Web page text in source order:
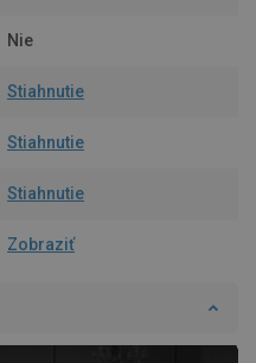
Nie
Stiahnutie
Stiahnutie
Stiahnutie
Zobraziť